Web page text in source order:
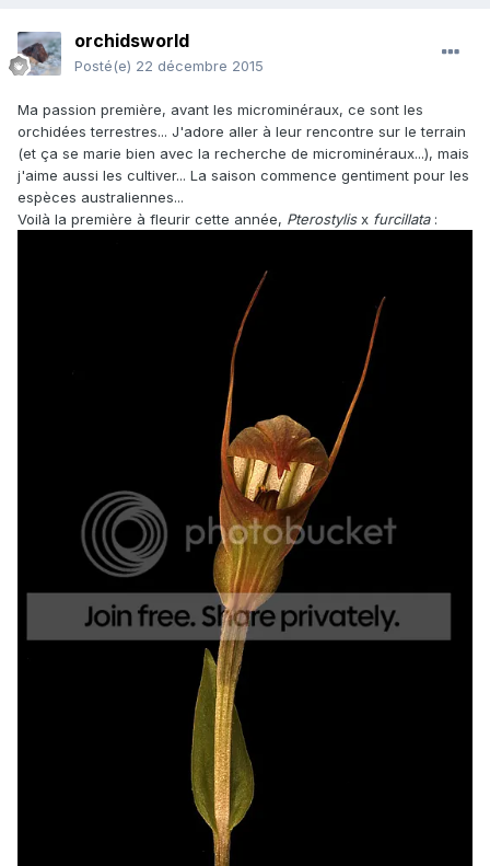
orchidsworld
Posté(e) 22 décembre 2015
Ma passion première, avant les microminéraux, ce sont les
orchidées terrestres... J'adore aller à leur rencontre sur le terrain
(et ça se marie bien avec la recherche de microminéraux...), mais
j'aime aussi les cultiver... La saison commence gentiment pour les
espèces australiennes...
Voilà la première à fleurir cette année, Pterostylisx furcillata :